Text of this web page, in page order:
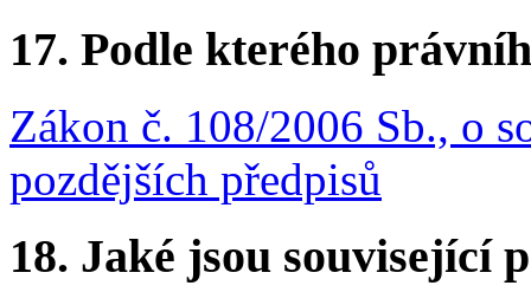
17. Podle kterého
Zákon č. 108/2006 Sb., o
pozdějších předpisů
18. Jaké jsou související